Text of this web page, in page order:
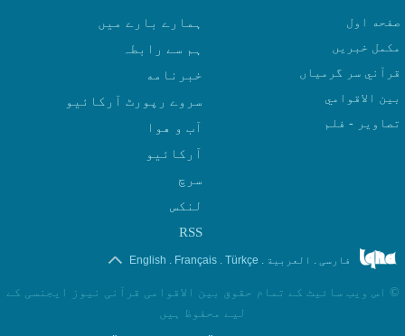
صفحه اول
مکمل خبریں
قرآني سر گرمياں
بين الاقوامي
تصاوير - فلم
ہمارے بارے میں
ہم سے رابطہ
سروے رپورٹ آرکائیو
آب و هوا
سرچ
لنکس
RSS
فارسی . العربیة .
Türkçe
.
Français
.
English
© اس ویب سائیٹ کے تمام حقوق بین الاقوامی قرآنی نیوز ایجنسی کے
لیے محفوظ ہیں